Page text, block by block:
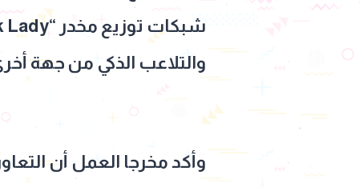
والتلاعب الذكي من جهة
وأكد مخرجا العمل أن